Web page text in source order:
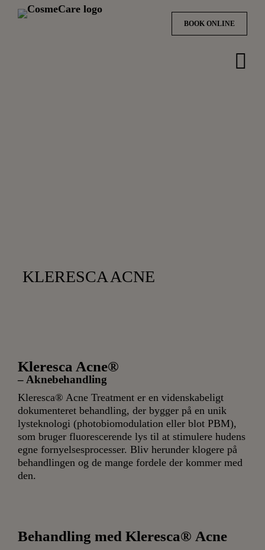
BOOK ONLINE
KLERESCA ACNE
Kleresca Acne®
– Aknebehandling
Kleresca® Acne Treatment er en videnskabeligt
dokumenteret behandling, der bygger på en unik
lysteknologi (photobiomodulation eller blot PBM),
som bruger fluorescerende lys til at stimulere hudens
egne fornyelsesprocesser. Bliv herunder klogere på
behandlingen og de mange fordele der kommer med
den.
Behandling med Kleresca® Acne